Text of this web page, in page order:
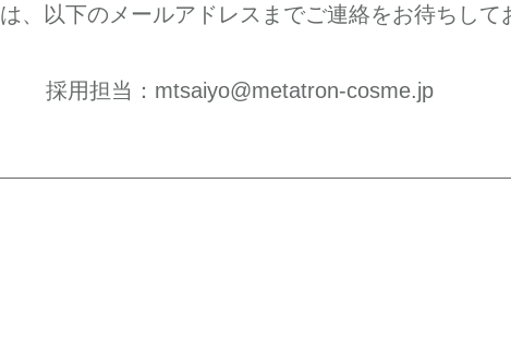
、以下のメールアドレスまでご連絡をお待ちして
採用担当： mtsaiyo@metatron-cosme.jp